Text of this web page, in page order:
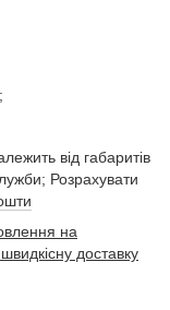
від габаритів
Розрахувати
на
доставку